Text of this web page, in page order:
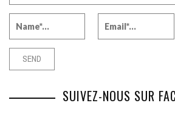
SUIVEZ-NOUS SUR